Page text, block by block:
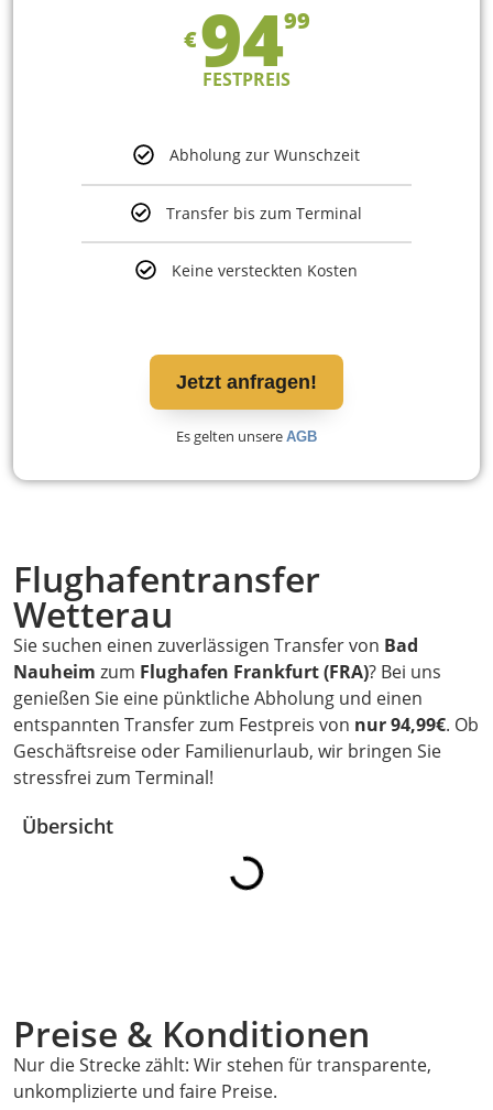
Flughafentransfer
Wetterau
Sie suchen einen zuverlässigen Transfer von Bad
Nauheim zum Flughafen Frankfurt (FRA)? Bei uns
genießen Sie eine pünktliche Abholung und einen
entspannten Transfer zum Festpreis von nur 94,99€. Ob
Geschäftsreise oder Familienurlaub, wir bringen Sie
stressfrei zum Terminal!
Übersicht
€9499
FESTPREIS
Abholung zur Wunschzeit
Transfer bis zum Terminal
Keine versteckten Kosten
Jetzt anfragen!
Es gelten unsere AGB
Preise & Konditionen
Nur die Strecke zählt: Wir stehen für transparente,
unkomplizierte und faire Preise.